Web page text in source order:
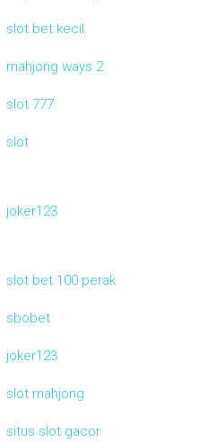
slot bet kecil
mahjong ways 2
slot 777
slot
joker123
slot bet 100 perak
sbobet
joker123
slot mahjong
situs slot gacor